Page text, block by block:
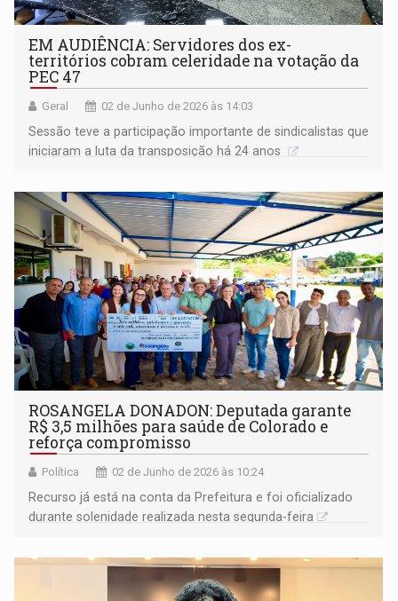
EM AUDIÊNCIA: Servidores dos ex-
territórios cobram celeridade na votação da
PEC 47
Geral 02 de Junho de 2026 às 14:03
Sessão teve a participação importante de sindicalistas que
iniciaram a luta da transposição há 24 anos
ROSANGELA DONADON: Deputada garante
R$ 3,5 milhões para saúde de Colorado e
reforça compromisso
Política 02 de Junho de 2026 às 10:24
Recurso já está na conta da Prefeitura e foi oficializado
durante solenidade realizada nesta segunda-feira